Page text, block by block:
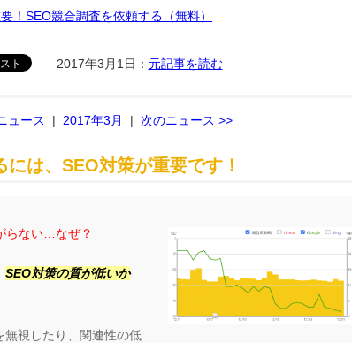
！SEO競合調査を依頼する（無料）
2017年3月1日： 元記事を読む
ュース | 2017年3月 | 次のニュース >>
は、SEO対策が重要です！
らない…なぜ？
SEO対策の質が低いか
視したり、関連性の低